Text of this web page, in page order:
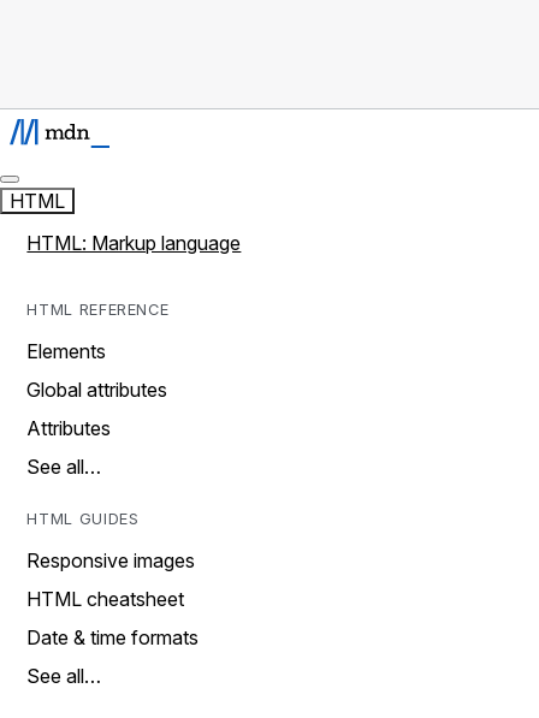
HTML
HTML: Markup language
HTML REFERENCE
Elements
Global attributes
Attributes
See all…
HTML GUIDES
Responsive images
HTML cheatsheet
Date & time formats
See all…